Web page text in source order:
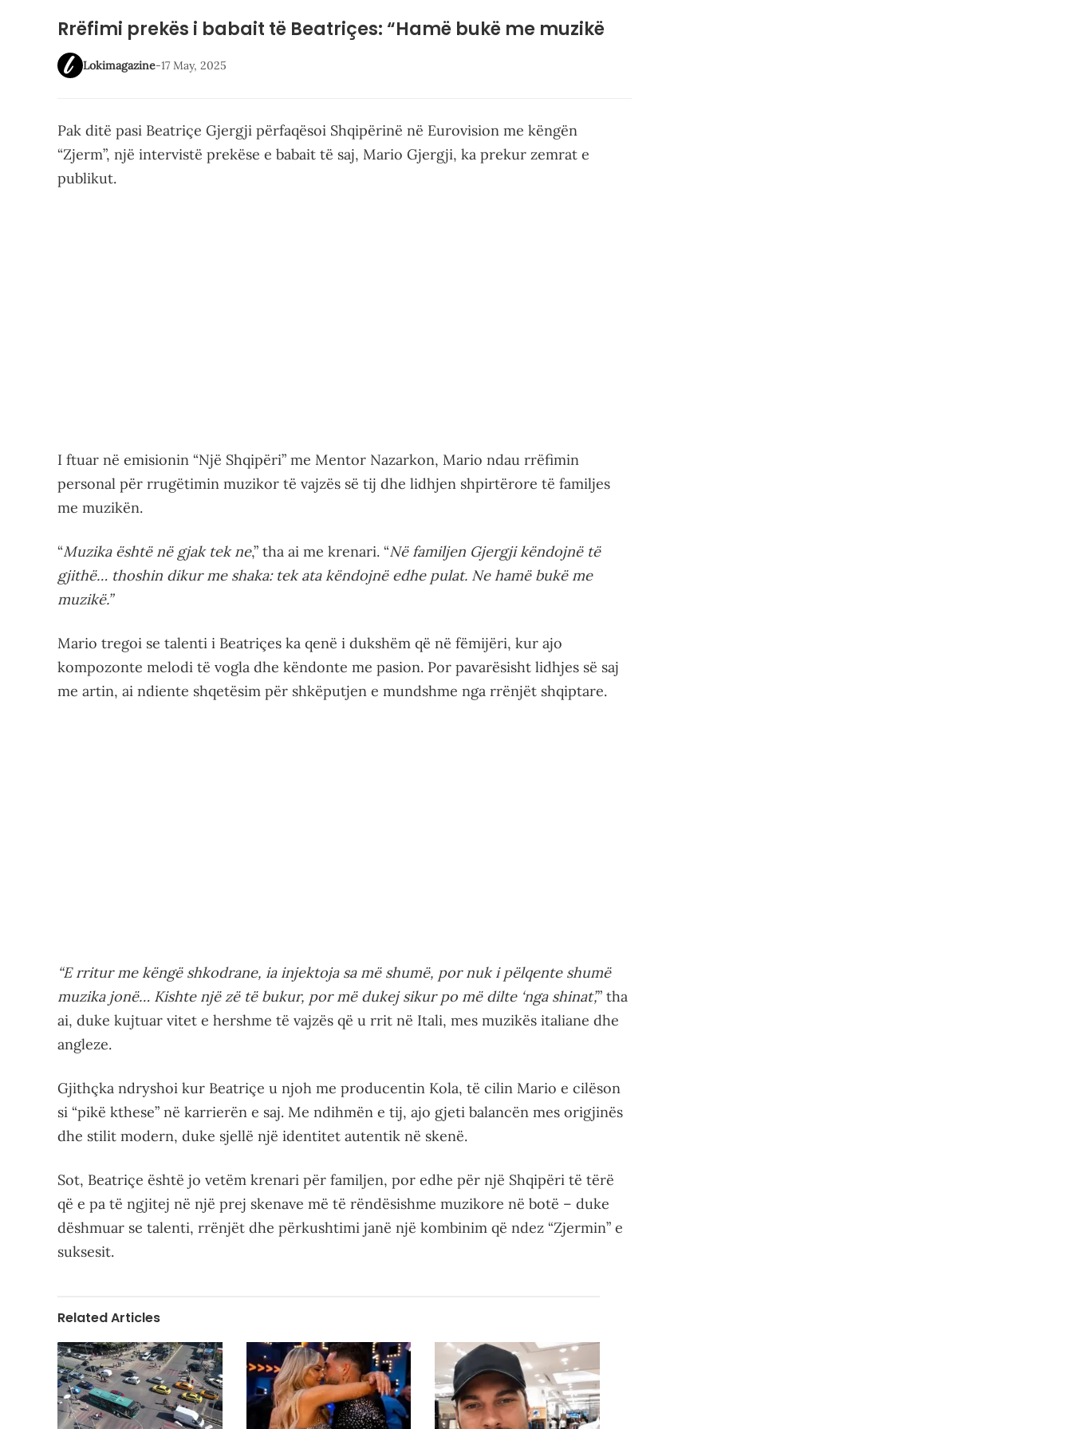
Rrëfimi prekës i babait të Beatriçes: “Hamë bukë me muzikë
Lokimagazine-17 May, 2025
Pak ditë pasi Beatriçe Gjergji përfaqësoi Shqipërinë në Eurovision me këngën
“Zjerm”, një intervistë prekëse e babait të saj, Mario Gjergji, ka prekur zemrat e
publikut.
I ftuar në emisionin “Një Shqipëri” me Mentor Nazarkon, Mario ndau rrëfimin
personal për rrugëtimin muzikor të vajzës së tij dhe lidhjen shpirtërore të familjes
me muzikën.
“Muzika është në gjak tek ne,” tha ai me krenari. “Në familjen Gjergji këndojnë të
gjithë… thoshin dikur me shaka: tek ata këndojnë edhe pulat. Ne hamë bukë me
muzikë.”
Mario tregoi se talenti i Beatriçes ka qenë i dukshëm që në fëmijëri, kur ajo
kompozonte melodi të vogla dhe këndonte me pasion. Por pavarësisht lidhjes së saj
me artin, ai ndiente shqetësim për shkëputjen e mundshme nga rrënjët shqiptare.
“E rritur me këngë shkodrane, ia injektoja sa më shumë, por nuk i pëlqente shumë
muzika jonë… Kishte një zë të bukur, por më dukej sikur po më dilte ‘nga shinat’,” tha
ai, duke kujtuar vitet e hershme të vajzës që u rrit në Itali, mes muzikës italiane dhe
angleze.
Gjithçka ndryshoi kur Beatriçe u njoh me producentin Kola, të cilin Mario e cilëson
si “pikë kthese” në karrierën e saj. Me ndihmën e tij, ajo gjeti balancën mes origjinës
dhe stilit modern, duke sjellë një identitet autentik në skenë.
Sot, Beatriçe është jo vetëm krenari për familjen, por edhe për një Shqipëri të tërë
që e pa të ngjitej në një prej skenave më të rëndësishme muzikore në botë – duke
dëshmuar se talenti, rrënjët dhe përkushtimi janë një kombinim që ndez “Zjermin” e
suksesit.
Related Articles